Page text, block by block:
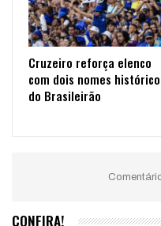
Cruzeiro reforça elenco
com dois nomes
do Brasileirão
CONFIRA!